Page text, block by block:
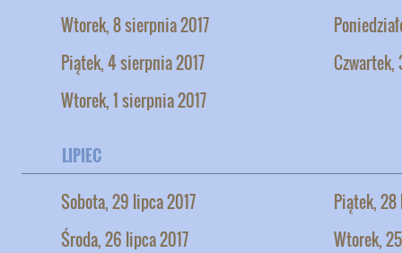
Wtorek, 8 sierpnia 2017
Piątek, 4 sierpnia 2017
Czwartek,
Wtorek, 1 sierpnia 2017
LIPIEC
Sobota, 29 lipca 2017
Piątek, 28
Środa, 26 lipca 2017
Wtorek,